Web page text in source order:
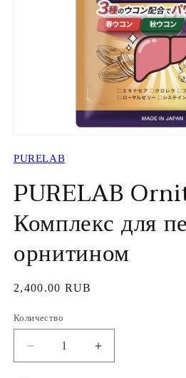
файлы
в
модальном
окне
PURELAB
PURELAB
Комплекс для
орнитином
Обычная
2,400.00 RUB
Количество
Уменьшить
количество
Увеличить
количество